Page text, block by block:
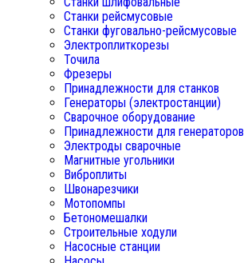
Станки рейсмусовые
Станки фуговально-рейсмусовые
Электроплиткорезы
Точила
Фрезеры
Принадлежности для станков
Генераторы (электростанции)
Сварочное оборудование
Принадлежности для генераторов
Электроды сварочные
Магнитные угольники
Виброплиты
Швонарезчики
Мотопомпы
Бетономешалки
Строительные ходули
Насосные станции